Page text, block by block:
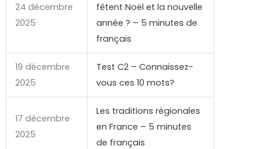
24 décembre
2025
fêtent Noël et la nouvelle
année ? – 5 minutes de
français
19 décembre
2025
Test C2 – Connaissez-
vous ces 10 mots?
17 décembre
2025
Les traditions régionales
en France – 5 minutes
de français